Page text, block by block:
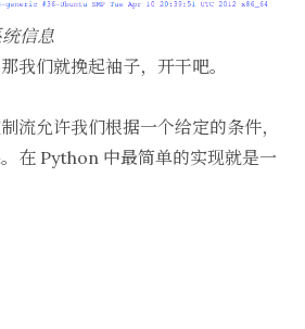
信息
我们就挽起袖子，开干吧。
流允许我们根据一个给定的条件，
在 Python 中最简单的实现就是一